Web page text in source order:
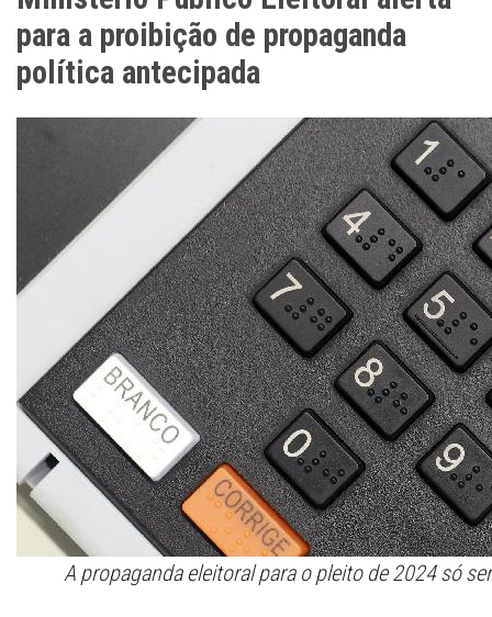
para a proibição de propaganda
política antecipada
A propaganda eleitoral para o pleito de 2024 só